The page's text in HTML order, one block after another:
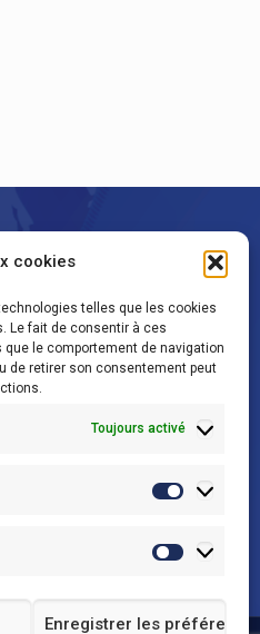
cookies
telles que les cookies
Le fait de consentir à ces
le comportement de navigation
de retirer son consentement peut
Toujours activé
Enregistrer les
50